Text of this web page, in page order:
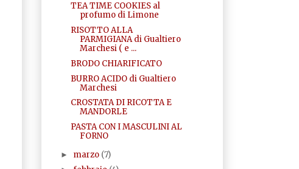
TEA TIME COOKIES al
profumo di Limone
RISOTTO ALLA
PARMIGIANA di Gualtiero
Marchesi ( e ...
BRODO CHIARIFICATO
BURRO ACIDO di Gualtiero
Marchesi
CROSTATA DI RICOTTA E
MANDORLE
PASTA CON I MASCULINI AL
FORNO
► marzo (7)